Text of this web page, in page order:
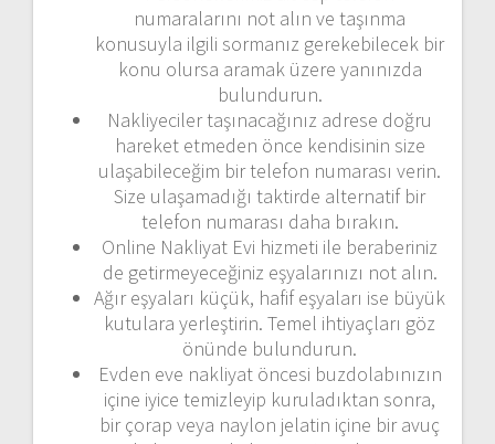
numaralarını not alın ve taşınma
konusuyla ilgili sormanız gerekebilecek bir
konu olursa aramak üzere yanınızda
bulundurun.
Nakliyeciler taşınacağınız adrese doğru
hareket etmeden önce kendisinin size
ulaşabileceğim bir telefon numarası verin.
Size ulaşamadığı taktirde alternatif bir
telefon numarası daha bırakın.
Online Nakliyat Evi hizmeti ile beraberiniz
de getirmeyeceğiniz eşyalarınızı not alın.
Ağır eşyaları küçük, hafif eşyaları ise büyük
kutulara yerleştirin. Temel ihtiyaçları göz
önünde bulundurun.
Evden eve nakliyat öncesi buzdolabınızın
içine iyice temizleyip kuruladıktan sonra,
bir çorap veya naylon jelatin içine bir avuç